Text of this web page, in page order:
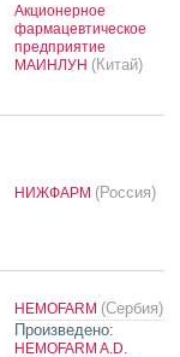
Акционерное
фармацевтическое
предприятие
МАИНЛУН (Китай)
НИЖФАРМ (Россия)
HEMOFARM (Сербия)
Произведено:
HEMOFARM A.D.